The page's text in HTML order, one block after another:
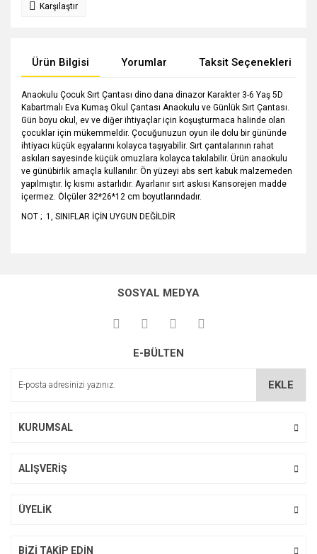
Karşılaştır
Ürün Bilgisi Yorumlar Taksit Seçenekleri
Anaokulu Çocuk Sırt Çantası dino dana dinazor Karakter 3-6 Yaş 5D
Kabartmalı Eva Kumaş Okul Çantası Anaokulu ve Günlük Sırt Çantası.
Gün boyu okul, ev ve diğer ihtiyaçlar için koşuşturmaca halinde olan
çocuklar için mükemmeldir. Çocuğunuzun oyun ile dolu bir gününde
ihtiyacı küçük eşyalarını kolayca taşıyabilir. Sırt çantalarının rahat
askıları sayesinde küçük omuzlara kolayca takılabilir. Ürün anaokulu
ve günübirlik amaçla kullanılır. Ön yüzeyi abs sert kabuk malzemeden
yapılmıştır. İç kısmı astarlıdır. Ayarlanır sırt askısı Kansorejen madde
içermez. Ölçüler 32*26*12 cm boyutlarındadır.
NOT ; 1, SINIFLAR İÇİN UYGUN DEĞİLDİR
kullanarak tarafımıza iletebilirsiniz.
Görüş ve önerileriniz için teşekkür ederiz.
Ürün açıklamasında eksik bilgiler bulunuyor.
SOSYAL MEDYA
E-BÜLTEN
EKLE
KURUMSAL
ALIŞVERİŞ
ÜYELİK
BİZİ TAKİP EDİN